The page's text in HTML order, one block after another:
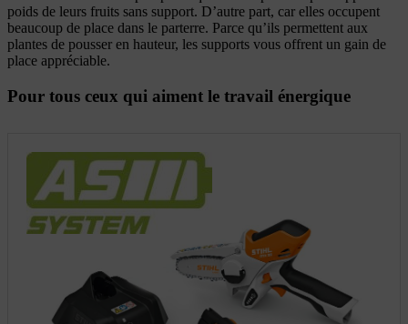
poids de leurs fruits sans support. D’autre part, car elles occupent
beaucoup de place dans le parterre. Parce qu’ils permettent aux
plantes de pousser en hauteur, les supports vous offrent un gain de
place appréciable.
Pour tous ceux qui aiment le travail énergique